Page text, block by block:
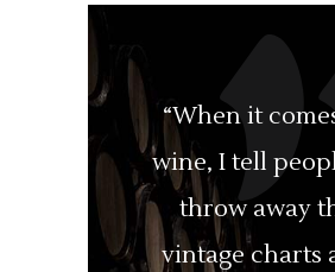
“When it
wine, I tell
throw away
vintage charts